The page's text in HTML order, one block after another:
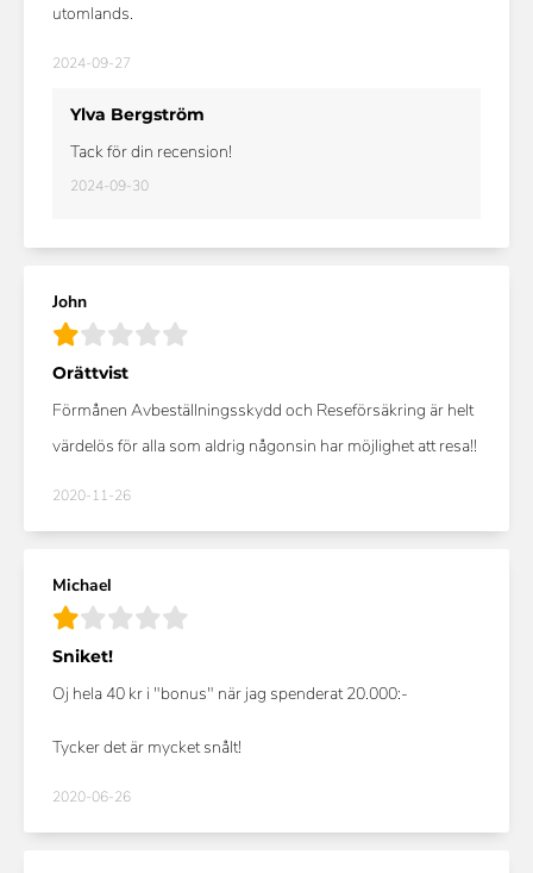
utomlands.
2024-09-27
Ylva Bergström
Tack för din recension!
2024-09-30
John
Orättvist
Förmånen Avbeställningsskydd och Reseförsäkring är helt
värdelös för alla som aldrig någonsin har möjlighet att resa!!
2020-11-26
Michael
Sniket!
Oj hela 40 kr i "bonus" när jag spenderat 20.000:-
Tycker det är mycket snålt!
2020-06-26